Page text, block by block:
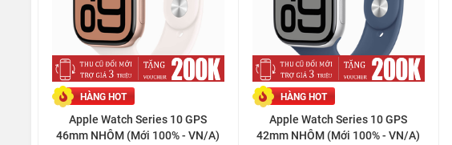
HÀNG HOT
Apple Watch Series 10 GPS
46mm NHÔM (Mới 100% - VN/A)
HÀNG HOT
Apple Watch Series 10 GPS
42mm NHÔM (Mới 100% - VN/A)